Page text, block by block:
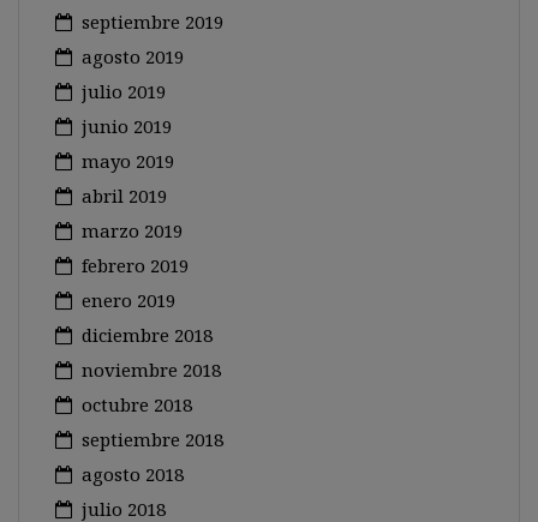
septiembre 2019
agosto 2019
julio 2019
junio 2019
mayo 2019
abril 2019
marzo 2019
febrero 2019
enero 2019
diciembre 2018
noviembre 2018
octubre 2018
septiembre 2018
agosto 2018
julio 2018